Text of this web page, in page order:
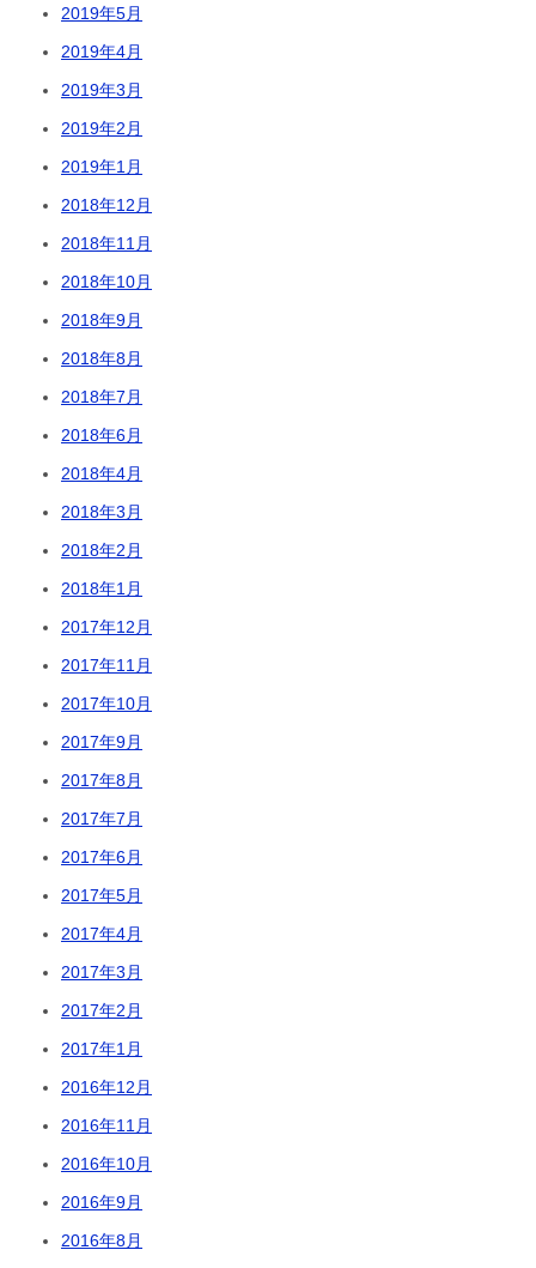
2019年5月
2019年4月
2019年3月
2019年2月
2019年1月
2018年12月
2018年11月
2018年10月
2018年9月
2018年8月
2018年7月
2018年6月
2018年4月
2018年3月
2018年2月
2018年1月
2017年12月
2017年11月
2017年10月
2017年9月
2017年8月
2017年7月
2017年6月
2017年5月
2017年4月
2017年3月
2017年2月
2017年1月
2016年12月
2016年11月
2016年10月
2016年9月
2016年8月